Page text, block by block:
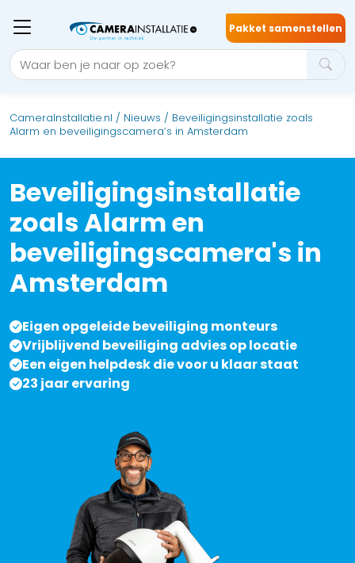
Pakket samenstellen
CameraInstallatie.nl / Nieuws / Beveiligingsinstallatie zoals
Alarm en beveiligingscamera’s in Amsterdam
Beveiligingsinstallatie
zoals Alarm en
beveiligingscamera's in
Amsterdam
Eigen opgeleide beveiliging monteurs
Vrijblijvend beveiliging advies op locatie
Een eigen helpdesk die voor u klaar staat
23 jaar ervaring